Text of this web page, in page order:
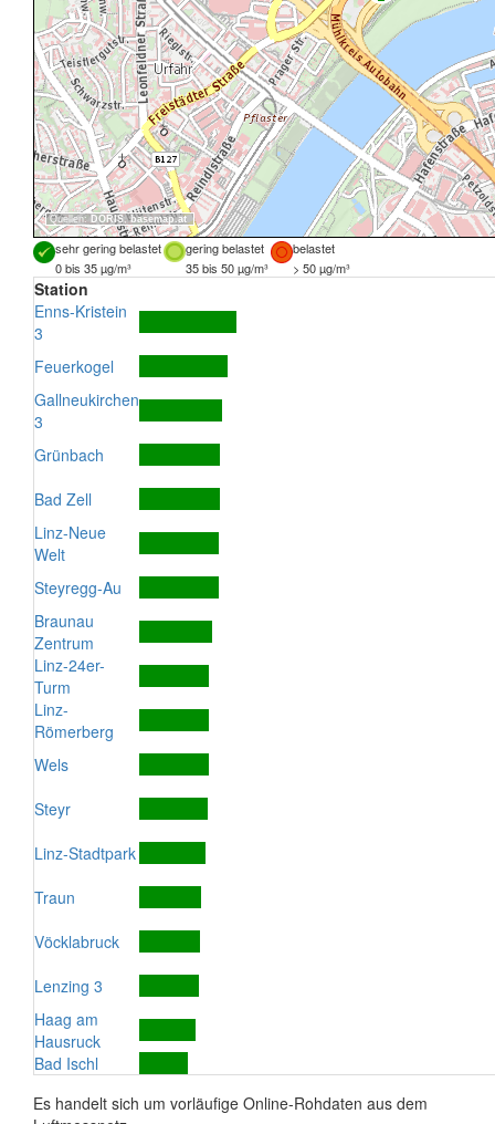
Quellen: DORIS,basemap.at
sehr gering belastet gering belastet
belastet
0 bis 35 µg/m³
35 bis 50 µg/m³ > 50 µg/m³
Station
Enns-Kristein
3
Feuerkogel
Gallneukirchen
3
Grünbach
Bad Zell
Linz-Neue
Welt
Steyregg-Au
Braunau
Zentrum
Linz-24er-
Turm
Linz-
Römerberg
Wels
Steyr
Linz-Stadtpark
Traun
Vöcklabruck
Lenzing 3
Haag am
Hausruck
Bad Ischl
Es handelt sich um vorläufige Online-Rohdaten aus dem